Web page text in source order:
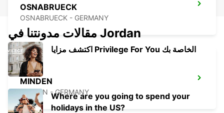
OSNABRUECK
OSNABRUECK - GERMANY
MINDEN
MINDEN - GERMANY
مقالات مدونتنا في Jordan
اكتشف مزايا Privilege For You الخاصة بك
Where are you going to spend your
holidays in the US?